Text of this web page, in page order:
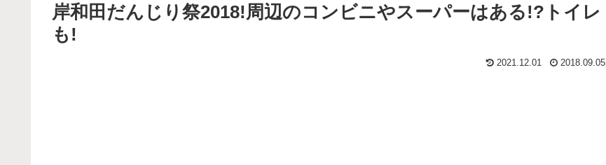
岸和田だんじり祭2018!周辺のコンビニやスーパーはある!?トイレ
も!
2021.12.01 2018.09.05